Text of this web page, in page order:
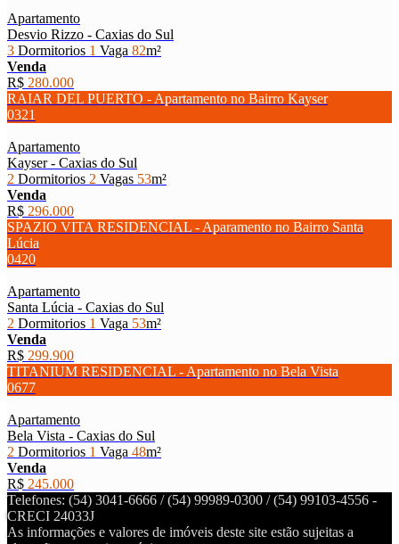
Apartamento
Desvio Rizzo - Caxias do Sul
3 Dormitorios 1 Vaga 82m²
Venda
R$ 280.000
RAIAR DEL PUERTO - Apartamento no Bairro Kayser
0321
Apartamento
Kayser - Caxias do Sul
2 Dormitorios 2 Vagas 53m²
Venda
R$ 296.000
SPAZIO VITA RESIDENCIAL - Aparamento no Bairro Santa
Lúcia
0420
Apartamento
Santa Lúcia - Caxias do Sul
2 Dormitorios 1 Vaga 53m²
Venda
R$ 299.900
TITANIUM RESIDENCIAL - Apartamento no Bela Vista
0677
Apartamento
Bela Vista - Caxias do Sul
2 Dormitorios 1 Vaga 48m²
Venda
R$ 245.000
Telefones: (54) 3041-6666 / (54) 99989-0300 / (54) 99103-4556 -
CRECI 24033J
As informações e valores de imóveis deste site estão sujeitas a